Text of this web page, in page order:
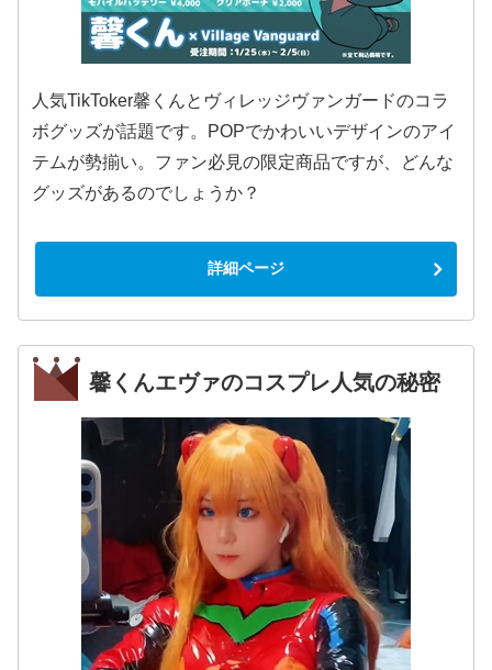
人気TikToker馨くんとヴィレッジヴァンガードのコラ
ボグッズが話題です。POPでかわいいデザインのアイ
テムが勢揃い。ファン必見の限定商品ですが、どんな
グッズがあるのでしょうか？
詳細ページ
馨くんエヴァのコスプレ人気の秘密